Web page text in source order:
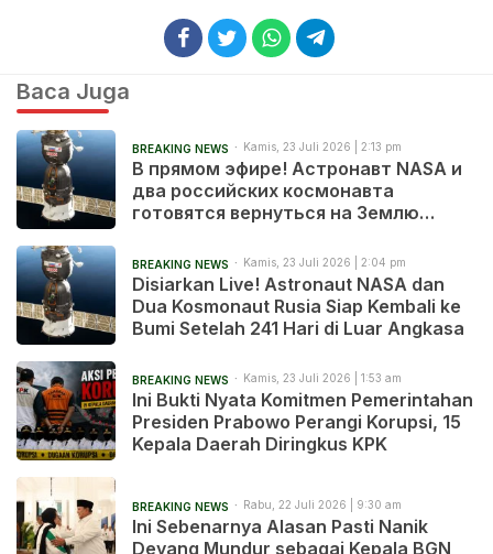
Baca Juga
BREAKING NEWS Kamis, 23 Juli 2026 | 2:13 pm
В прямом эфире! Астронавт NASA и
два российских космонавта
готовятся вернуться на Землю
BREAKING NEWS Kamis, 23 Juli 2026 | 2:04 pm
Disiarkan Live! Astronaut NASA dan
Dua Kosmonaut Rusia Siap Kembali ke
Bumi Setelah 241 Hari di Luar Angkasa
BREAKING NEWS Kamis, 23 Juli 2026 | 1:53 am
Ini Bukti Nyata Komitmen Pemerintahan
Presiden Prabowo Perangi Korupsi, 15
Kepala Daerah Diringkus KPK
BREAKING NEWS Rabu, 22 Juli 2026 | 9:30 am
Ini Sebenarnya Alasan Pasti Nanik
Deyang Mundur sebagai Kepala BGN